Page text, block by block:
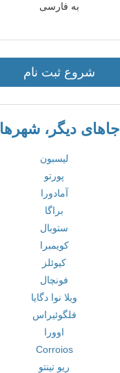
به فارسی
شروع ثبت نام
جاهای دیگر، شهرها
لیسبون
پورتو
آمادورا
براگا
ستوبال
کویمبرا
کیوئلز
فونچال
ویلا نوا دگایا
فلگوئیراس
اوورا
Corroios
ریو تینتو